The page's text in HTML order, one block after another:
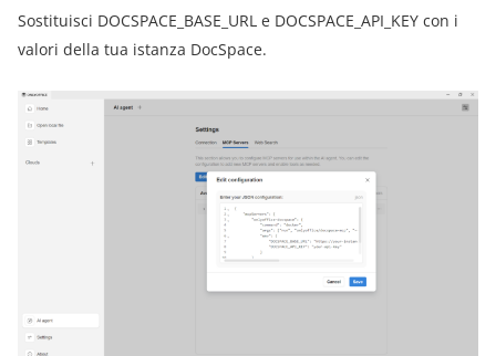
Sostituisci DOCSPACE_BASE_URL e DOCSPACE_API_KEY con i
valori della tua istanza DocSpace.